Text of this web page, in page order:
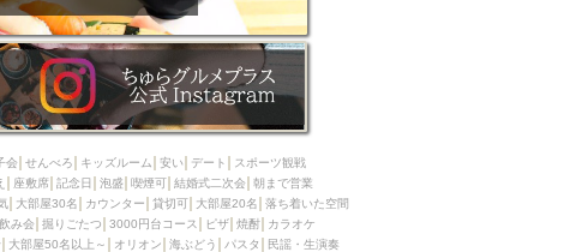
会 せんべろ キッズルーム 安い デート
スポーツ観戦
座敷席 記念日 泡盛 喫煙可 結婚式二次会 朝まで営業
大部屋30名 カウンター 貸切可 大部屋20名
落ち着いた空間
飲み会 掘りごたつ 3000円台コース ピザ 焼酎
カラオケ
大部屋50名以上～ オリオン 海ぶどう パスタ
民謡・生演奏